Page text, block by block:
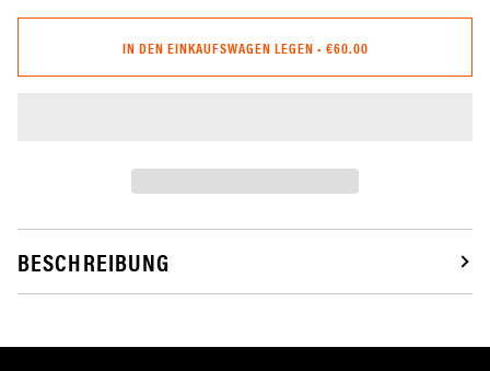
IN DEN EINKAUFSWAGEN LEGEN • €60.00
BESCHREIBUNG